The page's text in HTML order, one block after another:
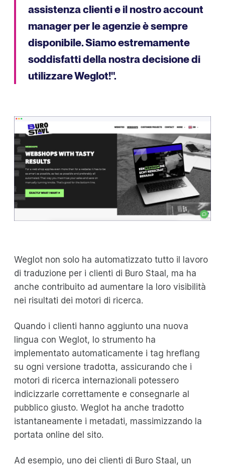
assistenza clienti e il nostro account
manager per le agenzie è sempre
disponibile. Siamo estremamente
soddisfatti della nostra decisione di
utilizzare Weglot!".
Weglot non solo ha automatizzato tutto il lavoro
di traduzione per i clienti di Buro Staal, ma ha
anche contribuito ad aumentare la loro visibilità
nei risultati dei motori di ricerca.
Quando i clienti hanno aggiunto una nuova
lingua con Weglot, lo strumento ha
implementato automaticamente i tag hreflang
su ogni versione tradotta, assicurando che i
motori di ricerca internazionali potessero
indicizzarle correttamente e consegnarle al
pubblico giusto. Weglot ha anche tradotto
istantaneamente i metadati, massimizzando la
portata online del sito.
Ad esempio, uno dei clienti di Buro Staal, un